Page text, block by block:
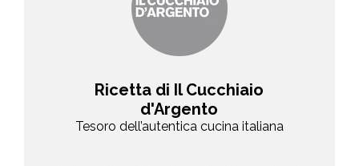
Ricetta di Il Cucchiaio
d'Argento
Tesoro dell’autentica cucina italiana